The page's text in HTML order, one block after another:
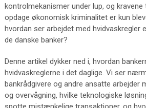
kontrolmekanismer under lup, og
opdage økonomisk kriminalitet er kun
hvordan ser arbejdet med hvidvaskregler
de danske banker?
Denne artikel dykker ned i, hvordan
hvidvaskreglerne i det daglige. Vi ser
bankrådgivere og andre ansatte arbejder
og overvågning, hvilke teknologiske